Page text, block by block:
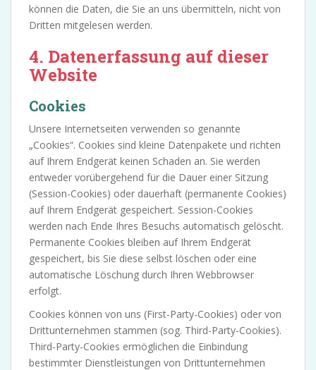
können die Daten, die Sie an uns übermitteln, nicht von
Dritten mitgelesen werden.
4. Datenerfassung auf dieser
Website
Cookies
Unsere Internetseiten verwenden so genannte
„Cookies“. Cookies sind kleine Datenpakete und richten
auf Ihrem Endgerät keinen Schaden an. Sie werden
entweder vorübergehend für die Dauer einer Sitzung
(Session-Cookies) oder dauerhaft (permanente Cookies)
auf Ihrem Endgerät gespeichert. Session-Cookies
werden nach Ende Ihres Besuchs automatisch gelöscht.
Permanente Cookies bleiben auf Ihrem Endgerät
gespeichert, bis Sie diese selbst löschen oder eine
automatische Löschung durch Ihren Webbrowser
erfolgt.
Cookies können von uns (First-Party-Cookies) oder von
Drittunternehmen stammen (sog. Third-Party-Cookies).
Third-Party-Cookies ermöglichen die Einbindung
bestimmter Dienstleistungen von Drittunternehmen